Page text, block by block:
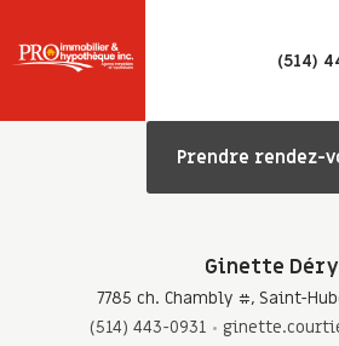
(514)
Prendre rendez-
Ginette Déry
7785 ch. Chambly #, Saint-
(514) 443-0931